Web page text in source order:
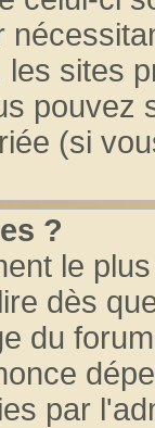
les sites
pouvez
(si
?
le
dès
du
par